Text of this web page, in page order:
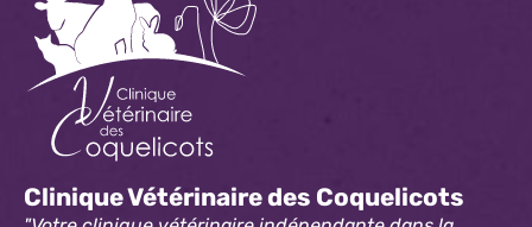
Clinique Vétérinaire des Coquelicots